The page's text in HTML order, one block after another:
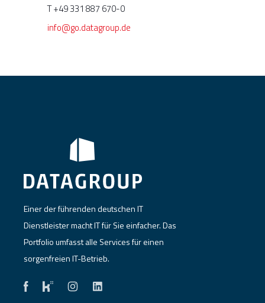
T +49 331 887 670-0
info@go.datagroup.de
Einer der führenden deutschen IT
Dienstleister macht IT für Sie einfacher. Das
Portfolio umfasst alle Services für einen
sorgenfreien IT-Betrieb.